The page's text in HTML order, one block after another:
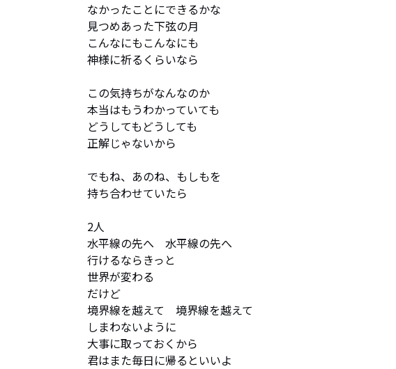
なかったことにできるかな
見つめあった下弦の月
こんなにもこんなにも
神様に祈るくらいなら
この気持ちがなんなのか
本当はもうわかっていても
どうしてもどうしても
正解じゃないから
でもね、あのね、もしもを
持ち合わせていたら
2人
水平線の先へ　水平線の先へ
行けるならきっと
世界が変わる
だけど
境界線を越えて　境界線を越えて
しまわないように
大事に取っておくから
君はまた毎日に帰るといいよ